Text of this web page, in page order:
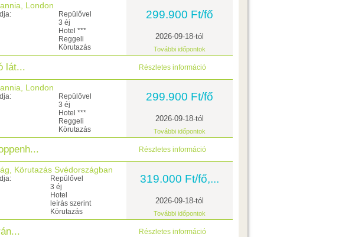
London
Repülővel
3 éj
Hotel ***
Reggeli
Körutazás
299.900 Ft/fő
2026-09-18-tól
További időpontok
lát... Részletes információ
London
Repülővel
3 éj
Hotel ***
Reggeli
Körutazás
299.900 Ft/fő
2026-09-18-tól
További időpontok
Részletes információ
Körutazás Svédországban
Repülővel
3 éj
Hotel
leírás szerint
Körutazás
319.000 Ft/fő,...
2026-09-18-tól
További időpontok
Részletes információ